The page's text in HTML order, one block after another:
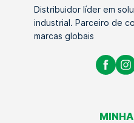
Distribuidor líder em
industrial. Parceiro de
marcas globais